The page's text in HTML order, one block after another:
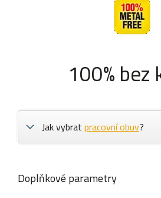
100% bez
Jak vybratpracovní obuv?
Doplňkové parametry